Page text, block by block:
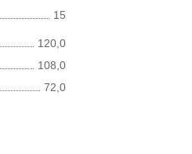
15
120,0
108,0
72,0